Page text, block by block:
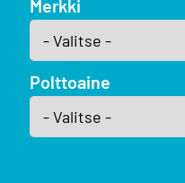
Merkki
Polttoaine